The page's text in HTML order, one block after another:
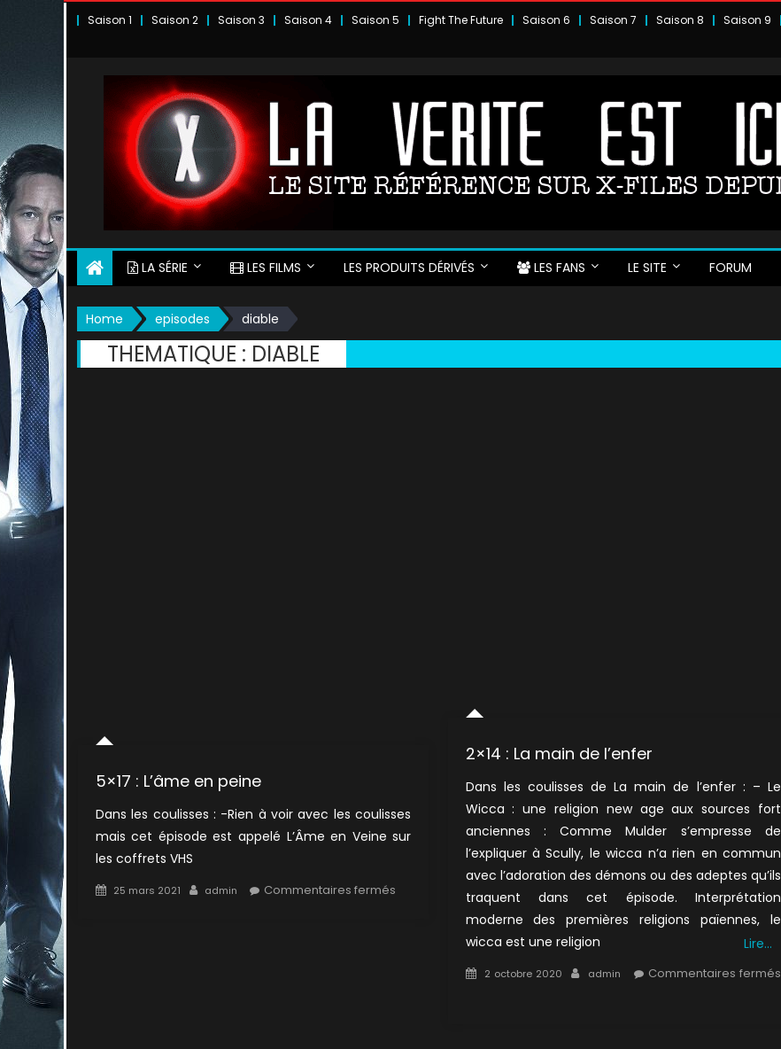
Saison 1 Saison 2 Saison 3 Saison 4 Saison 5 Fight The Future Saison 6 Saison 7 Saison 8 Saison 9
LA SÉRIE LES FILMS LES PRODUITS DÉRIVÉS LES FANS LE SITE FORUM
Home episodes diable
THEMATIQUE : DIABLE
5×17 : L’âme en peine
Dans les coulisses : -Rien à voir avec les coulisses
mais cet épisode est appelé L’Âme en Veine sur
les coffrets VHS
Posted
25 mars 2021 Author
admin Commentaires ferméssur
2×14 : La main de l’enfer
Dans les coulisses de La main de l’enfer : – Le
Wicca : une religion new age aux sources fort
anciennes : Comme Mulder s’empresse de
l’expliquer à Scully, le wicca n’a rien en commun
avec l’adoration des démons ou des adeptes qu’ils
traquent dans cet épisode. Interprétation
moderne des premières religions païennes, le
wicca est une religion
Lire…
Posted
2 octobre 2020 Author
admin
Commentaires fermés